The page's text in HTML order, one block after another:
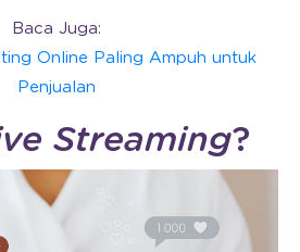
Baca Juga:
Online Paling Ampuh untuk
Penjualan
Streaming?